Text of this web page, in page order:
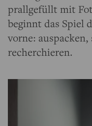
prallgefüllt mit
beginnt das Spiel
vorne:
recherchieren.